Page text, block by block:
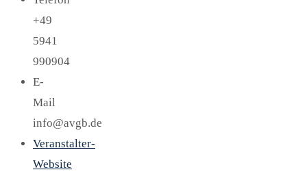
+49
5941
990904
E-
Mail
info@avgb.de
Veranstalter-
Website